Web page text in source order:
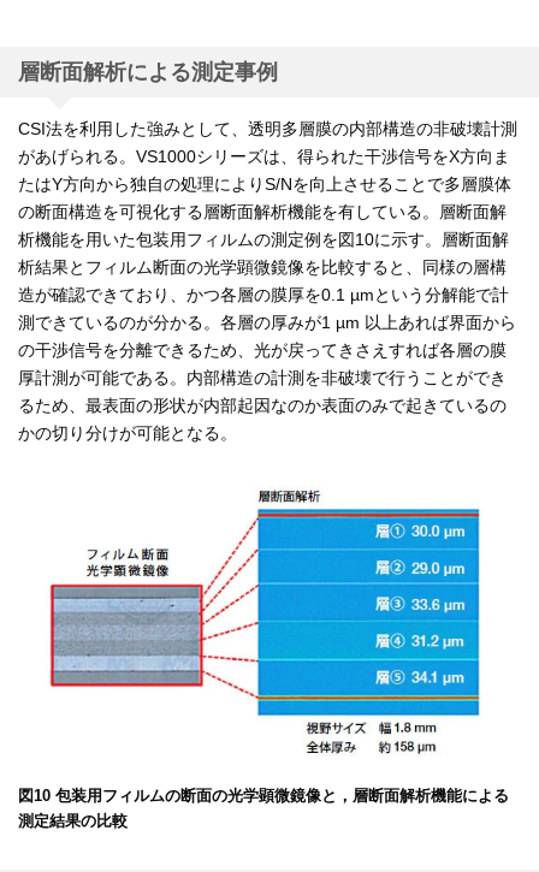
層断面解析による測定事例
CSI法を利用した強みとして、透明多層膜の内部構造の非破壊計測
があげられる。VS1000シリーズは、得られた干渉信号をX方向ま
たはY方向から独自の処理によりS/Nを向上させることで多層膜体
の断面構造を可視化する層断面解析機能を有している。層断面解
析機能を用いた包装用フィルムの測定例を図10に示す。層断面解
析結果とフィルム断面の光学顕微鏡像を比較すると、同様の層構
造が確認できており、かつ各層の膜厚を0.1 µmという分解能で計
測できているのが分かる。各層の厚みが1 µm 以上あれば界面から
の干渉信号を分離できるため、光が戻ってきさえすれば各層の膜
厚計測が可能である。内部構造の計測を非破壊で行うことができ
るため、最表面の形状が内部起因なのか表面のみで起きているの
かの切り分けが可能となる。
図10 包装用フィルムの断面の光学顕微鏡像と，層断面解析機能による
測定結果の比較